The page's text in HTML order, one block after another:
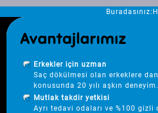
Buradasınız:
Avantajlarımız
Erkekler için uzman
Saç dökülmesi olan erkeklere
konusunda 20 yılı aşkın deneyim.
Mutlak takdir yetkisi
Ayrı tedavi odaları ve %100 gizli